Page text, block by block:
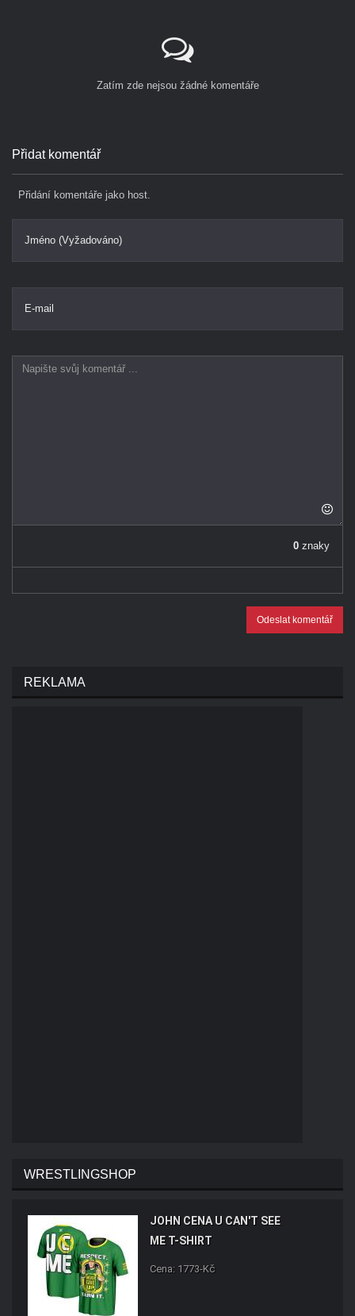
Zatím zde nejsou žádné komentáře
Přidat komentář
Přidání komentáře jako host.
Jméno (Vyžadováno)
E-mail
0 znaky
Odeslat komentář
REKLAMA
WRESTLINGSHOP
JOHN CENA U CAN'T SEE
ME T-SHIRT
Cena: 1773-Kč